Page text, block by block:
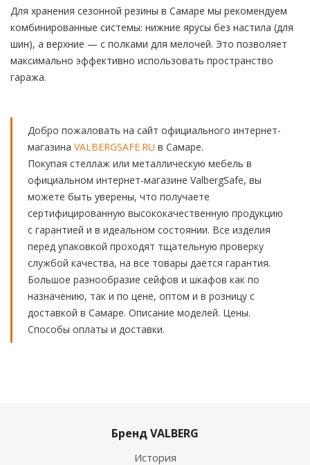
Для хранения сезонной резины в Самаре мы рекомендуем
комбинированные системы: нижние ярусы без настила (для
шин), а верхние — с полками для мелочей. Это позволяет
максимально эффективно использовать пространство
гаража.
Добро пожаловать на сайт официального интернет-
магазина VALBERGSAFE.RU в Самаре.
Покупая стеллаж или металлическую мебель в
официальном интернет-магазине ValbergSafe, вы
можете быть уверены, что получаете
сертифицированную высококачественную продукцию
с гарантией и в идеальном состоянии. Все изделия
перед упаковкой проходят тщательную проверку
службой качества, на все товары даётся гарантия.
Большое разнообразие сейфов и шкафов как по
назначению, так и по цене, оптом и в розницу с
доставкой в Самаре. Описание моделей. Цены.
Способы оплаты и доставки.
Бренд VALBERG
История